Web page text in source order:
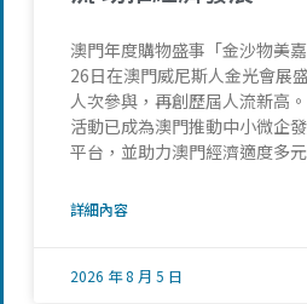
澳門年度購物盛事「金沙物美
26日在澳門威尼斯人金光會展
人次參與，再創歷屆人流新高
活動已成為澳門推動中小微企
平台，並助力澳門經濟適度多
詳細內容
2026 年 8 月 5 日